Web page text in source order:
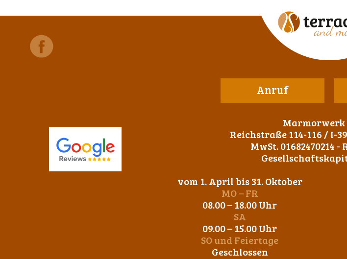
Anruf
Marmorwerk
Reichstraße 114-116 / I-
MwSt. 01682470214 -
vom 1. April bis 31. Oktober
MO – FR
08.00 – 18.00 Uhr
SA
09.00 – 15.00 Uhr
SO und Feiertage
Geschlossen